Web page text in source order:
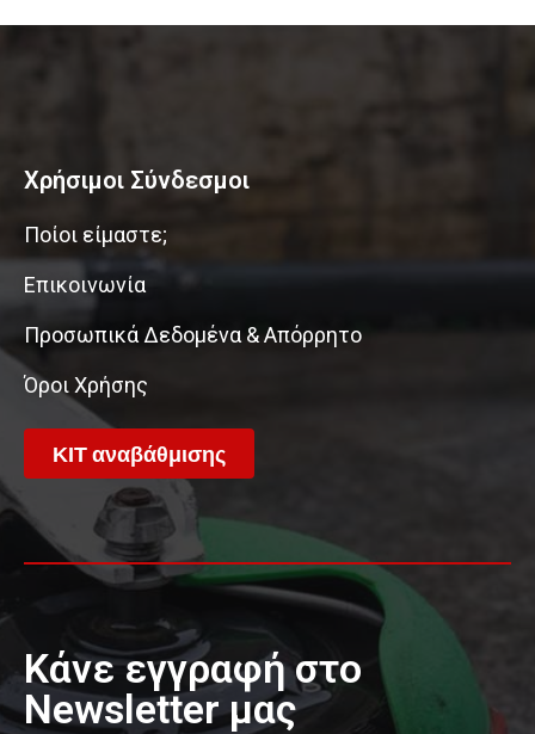
Χρήσιμοι Σύνδεσμοι
Ποίοι είμαστε;
Επικοινωνία
Προσωπικά Δεδομένα & Απόρρητο
Όροι Χρήσης
ΚΙΤ αναβάθμισης
Κάνε εγγραφή στο
Newsletter μας